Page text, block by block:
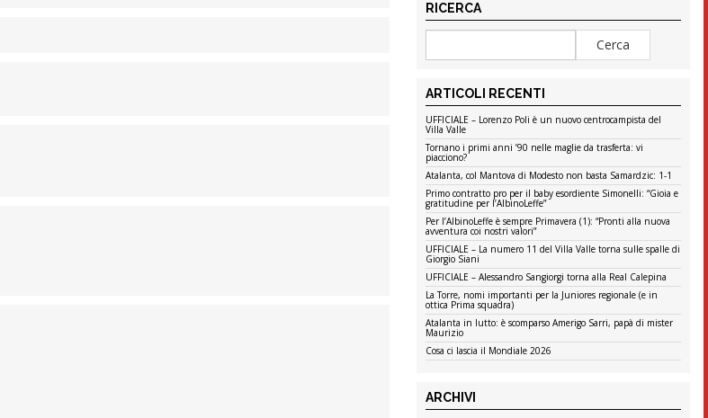
RICERCA
ARTICOLI RECENTI
UFFICIALE – Lorenzo Poli è un nuovo centrocampista del
Villa Valle
Tornano i primi anni ’90 nelle maglie da trasferta: vi
piacciono?
Atalanta, col Mantova di Modesto non basta Samardzic: 1-1
Primo contratto pro per il baby esordiente Simonelli: “Gioia e
gratitudine per l’AlbinoLeffe”
Per l’AlbinoLeffe è sempre Primavera (1): “Pronti alla nuova
avventura coi nostri valori”
UFFICIALE – La numero 11 del Villa Valle torna sulle spalle di
Giorgio Siani
UFFICIALE – Alessandro Sangiorgi torna alla Real Calepina
La Torre, nomi importanti per la Juniores regionale (e in
ottica Prima squadra)
Atalanta in lutto: è scomparso Amerigo Sarri, papà di mister
Maurizio
Cosa ci lascia il Mondiale 2026
ARCHIVI